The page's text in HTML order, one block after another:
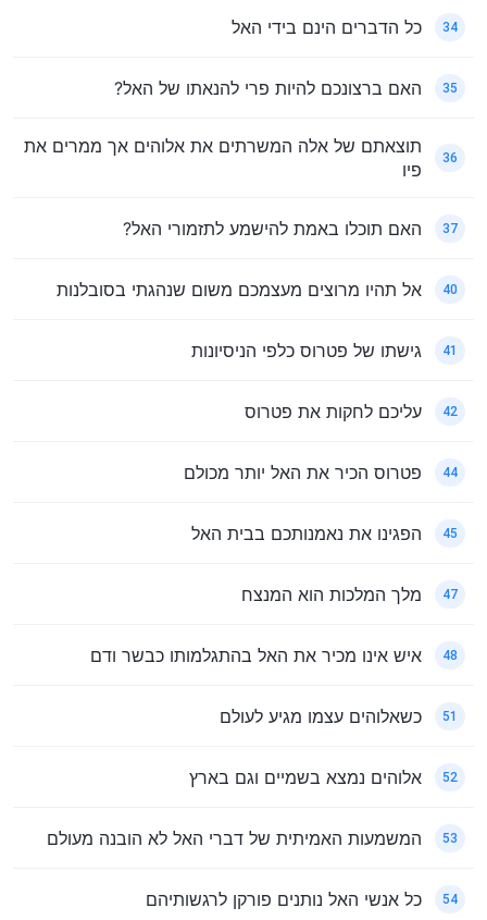
34 כל הדברים הינם בידי האל
35 האם ברצונכם להיות פרי להנאתו של האל?
36
תוצאתם של אלה המשרתים את אלוהים אך ממרים את
פיו
37 האם תוכלו באמת להישמע לתזמורי האל?
40 אל תהיו מרוצים מעצמכם משום שנהגתי בסובלנות
41 גישתו של פטרוס כלפי הניסיונות
42 עליכם לחקות את פטרוס
44 פטרוס הכיר את האל יותר מכולם
45 הפגינו את נאמנותכם בבית האל
47 מלך המלכות הוא המנצח
48 איש אינו מכיר את האל בהתגלמותו כבשר ודם
51 כשאלוהים עצמו מגיע לעולם
52 אלוהים נמצא בשמיים וגם בארץ
53 המשמעות האמיתית של דברי האל לא הובנה מעולם
54 כל אנשי האל נותנים פורקן לרגשותיהם